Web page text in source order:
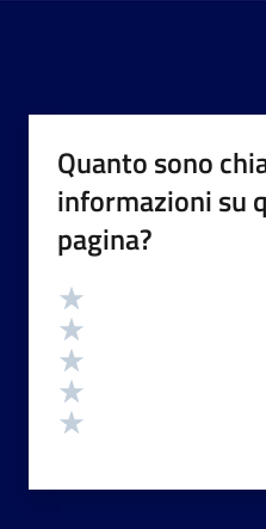
Quanto sono
informazioni su
pagina?
Valutazione